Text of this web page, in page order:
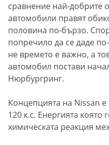
сравнение най-добрите
автомобили правят
половина по-бързо.
попречило да се даде
не времето е важно, а
автомобил постави
Нюрбургринг.
Концепцията на Nissan
120 к.с. Енергията която
химическата реакция